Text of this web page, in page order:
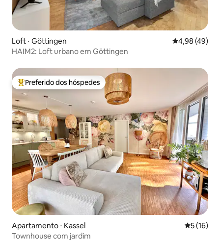
Loft ⋅ Göttingen 4,98 de uma
4,98 (49)
HAIM2: Loft urbano em Göttingen
Entre os melhores preferidos dos hóspedes
Preferido dos hóspedes
Apartamento ⋅ Kassel 5 de uma
5 (16)
Townhouse com jardim